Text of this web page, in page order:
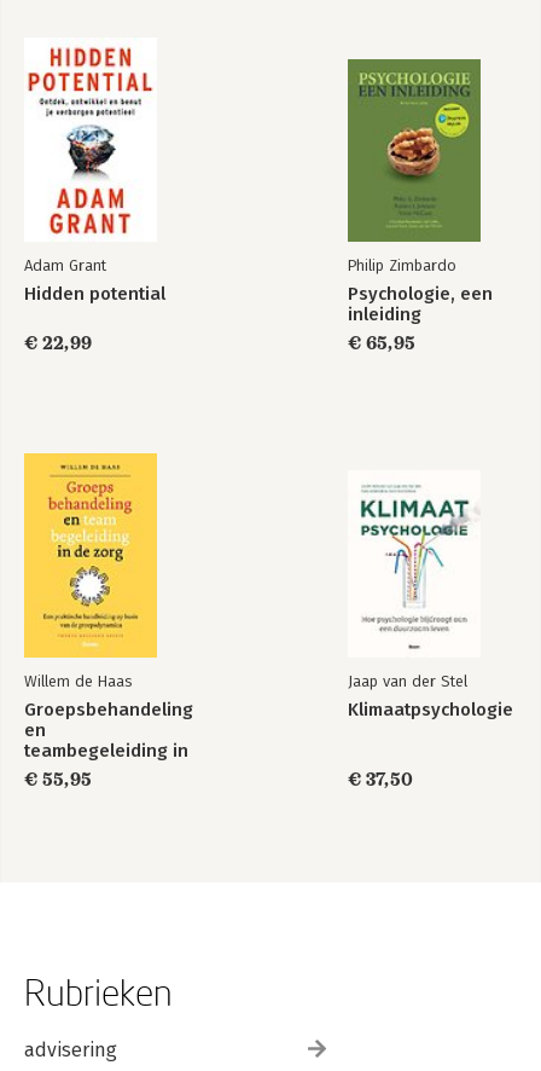
Marketingplan in
beeld
Bekijk alle boeken
Adam Grant
Hidden potential
€ 22,99
Philip Zimbardo
Psychologie, een
inleiding
€ 65,95
Willem de Haas
Groepsbehandeling
en
teambegeleiding in
de zorg
€ 55,95
Jaap van der Stel
Klimaatpsychologie
€ 37,50
Rubrieken
advisering